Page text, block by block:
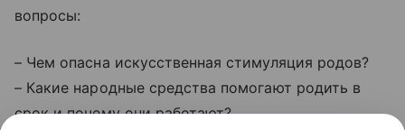
вопросы:
– Чем опасна искусственная стимуляция родов?
– Какие народные средства помогают родить в
срок и почему они работают?